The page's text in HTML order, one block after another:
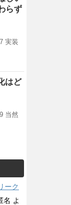
らず
実装
はど
当然
ーク
名 よ